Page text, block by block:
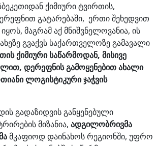
ქიმიური ტვირთის,
გატარებაში, ერთი შეხედვით
მაგრამ აქ მნიშვნელოვანია, ის
გვაქვს საქართველოზე გამავალი
ქიმიური საწარმოდან, მისივე
დერეფნის გამოყენებით ახალი
ლოგისტიკური ჯაჭვის
გადაზიდვის განყენებული
მიზანია, ადგილობრივმა
მკაფიოდ დაინახოს რეგიონში, უფრო